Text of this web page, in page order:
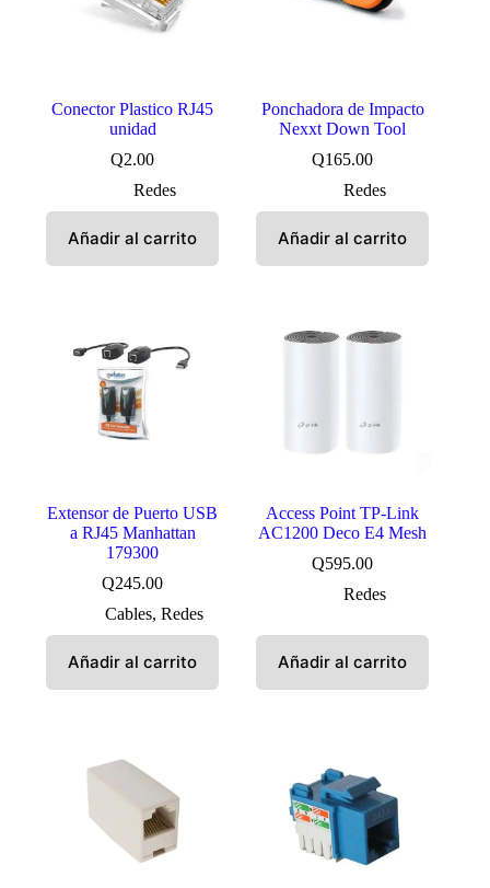
Conector Plastico RJ45
unidad
Q2.00
Redes
Añadir al carrito
Ponchadora de Impacto
Nexxt Down Tool
Q165.00
Redes
Añadir al carrito
Extensor de Puerto USB
a RJ45 Manhattan
179300
Q245.00
Cables,Redes
Añadir al carrito
Access Point TP-Link
AC1200 Deco E4 Mesh
Q595.00
Redes
Añadir al carrito